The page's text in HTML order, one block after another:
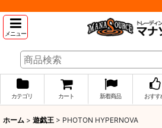
メニュー
カテゴリ カート 新着商品 おすす
ホーム > 遊戯王 > PHOTON HYPERNOVA